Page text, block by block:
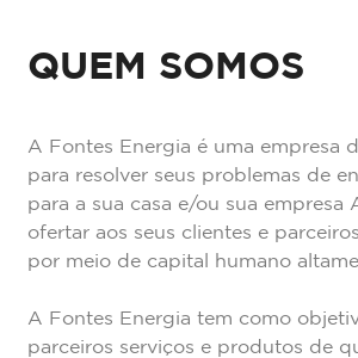
QUEM SOMOS
A Fontes Energia é uma empresa
para resolver seus problemas de
para a sua casa e/ou sua
ofertar aos seus clientes e
por meio de capital humano
A Fontes Energia tem como
parceiros serviços e produtos de